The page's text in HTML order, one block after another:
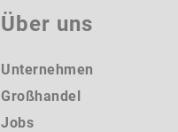
Über uns
Unternehmen
Großhandel
Jobs